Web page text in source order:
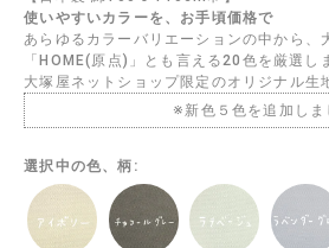
使いやすいカラーを、お手頃価格で
あらゆるカラーバリエーションの中から、
「HOME(原点)」とも言える20色を厳選し
大塚屋ネットショップ限定のオリジナル生
※新色５色を追加しま
選択中の色、柄: